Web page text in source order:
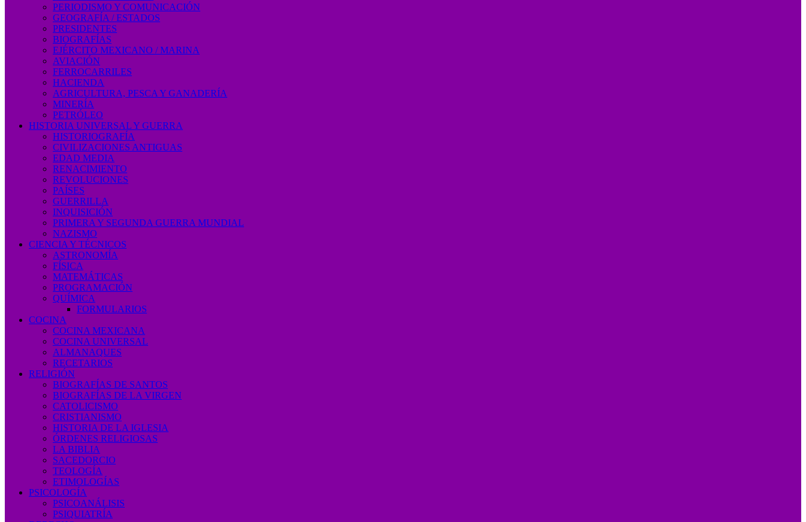
PERIODISMO Y COMUNICACIÓN
GEOGRAFÍA / ESTADOS
PRESIDENTES
BIOGRAFÍAS
EJÉRCITO MEXICANO / MARINA
AVIACIÓN
FERROCARRILES
HACIENDA
AGRICULTURA, PESCA Y GANADERÍA
MINERÍA
PETRÓLEO
HISTORIA UNIVERSAL Y GUERRA
HISTORIOGRAFÍA
CIVILIZACIONES ANTIGUAS
EDAD MEDIA
RENACIMIENTO
REVOLUCIONES
PAÍSES
GUERRILLA
INQUISICIÓN
PRIMERA Y SEGUNDA GUERRA MUNDIAL
NAZISMO
CIENCIA Y TÉCNICOS
ASTRONOMÍA
FÍSICA
MATEMÁTICAS
PROGRAMACIÓN
QUÍMICA
FORMULARIOS
COCINA
COCINA MEXICANA
COCINA UNIVERSAL
ALMANAQUES
RECETARIOS
RELIGIÓN
BIOGRAFÍAS DE SANTOS
BIOGRAFÍAS DE LA VIRGEN
CATOLICISMO
CRISTIANISMO
HISTORIA DE LA IGLESIA
ÓRDENES RELIGIOSAS
LA BIBLIA
SACEDORCIO
TEOLOGÍA
ETIMOLOGÍAS
PSICOLOGÍA
PSICOANÁLISIS
PSIQUIATRÍA